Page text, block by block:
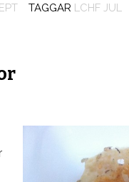
TAGGAR LCHF JUL